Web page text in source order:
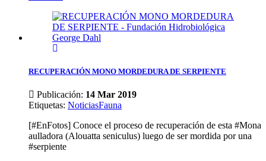
RECUPERACIÓN MONO MORDEDURA DE SERPIENTE
Publicación: 14 Mar 2019
Etiquetas: NoticiasFauna
[#EnFotos] Conoce el proceso de recuperación de esta #Mona
aulladora (Alouatta seniculus) luego de ser mordida por una
#serpiente